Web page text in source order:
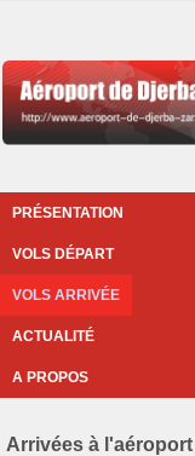
PRÉSENTATION
VOLS DÉPART
VOLS ARRIVÉE
ACTUALITÉ
A PROPOS
Arrivées à